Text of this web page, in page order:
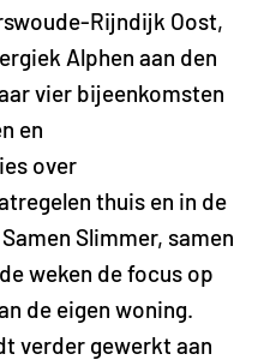
Rijndijk Oost,
Alphen aan den
vier bijeenkomsten
en
over
thuis en in de
Slimmer, samen
weken de focus op
de eigen woning.
verder gewerkt aan